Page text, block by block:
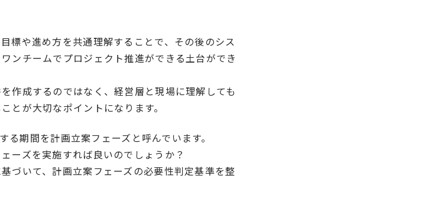
標や進め方を共通理解することで、その後のシス
ンチームでプロジェクト推進ができる土台ができ
作成するのではなく、経営層と現場に理解しても
とが大切なポイントになります。
期間を計画立案フェーズと呼んでいます。
ーズを実施すれば良いのでしょうか？
づいて、計画立案フェーズの必要性判定基準を整